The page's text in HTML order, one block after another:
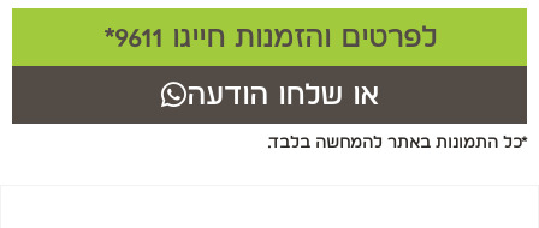
לפרטים והזמנות חייגו 9611*
או שלחו הודעה
*כל התמונות באתר להמחשה בלבד.